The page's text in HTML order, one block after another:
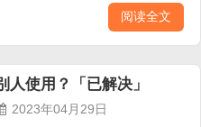
阅读全文
使用？「已解决」
2023年04月29日